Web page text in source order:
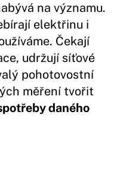
na významu.
elektřinu i
Čekají
udržují síťové
pohotovostní
měření tvořit
daného